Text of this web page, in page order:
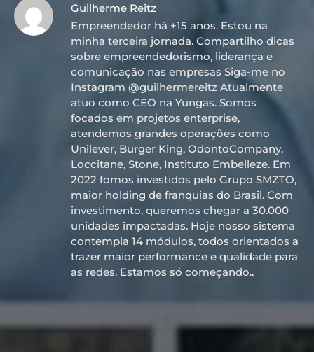
Guilherme Reitz
Empreendedor há +15 anos. Estou na
minha terceira jornada. Compartilho dicas
sobre empreendedorismo, liderança e
comunicação nas empresas Siga-me no
Instagram @guilhermereitz Atualmente
atuo como CEO na Yungas. Somos
focados em projetos enterprise,
atendemos grandes operações como
Unilever, Burger King, OdontoCompany,
Loccitane, Stone, Instituto Embelleze. Em
2022 fomos investidos pelo Grupo SMZTO,
maior holding de franquias do Brasil. Com
investimento, queremos chegar a 30.000
unidades impactadas. Hoje nosso sistema
contempla 14 módulos, todos orientados a
trazer maior performance e qualidade para
as redes. Estamos só começando..